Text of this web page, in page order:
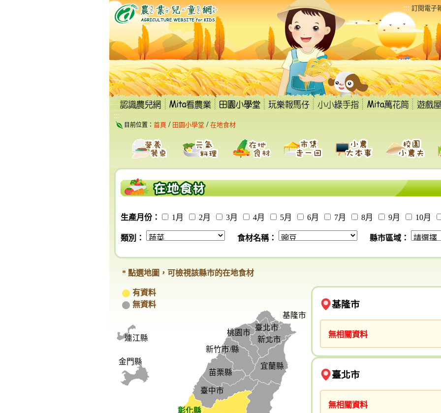
到
要
內
容
區
塊
::: 訂閱電子
:::
目前位置： 首頁 / 田園小學堂 / 在地食材
生產月份： 1月 2月 3月 4月 5月 6月 7月 8月 9月 10月
類別： 食材名稱： 縣市區域：
* 點選地圖，可檢視該縣市的在地食材
有資料
無資料
連江縣
金門縣
基隆市
新北市
臺北市
桃園市
新竹市/縣
苗栗縣
臺中市
彰化縣
宜蘭縣
基隆市
無相關資料
臺北市
無相關資料